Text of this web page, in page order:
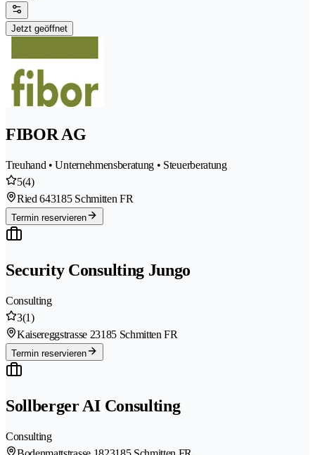
Jetzt geöffnet
FIBOR AG
Treuhand • Unternehmensberatung • Steuerberatung
5(4)
Ried 643185 Schmitten FR
Termin reservieren
Security Consulting Jungo
Consulting
3(1)
Kaisereggstrasse 23185 Schmitten FR
Termin reservieren
Sollberger AI Consulting
Consulting